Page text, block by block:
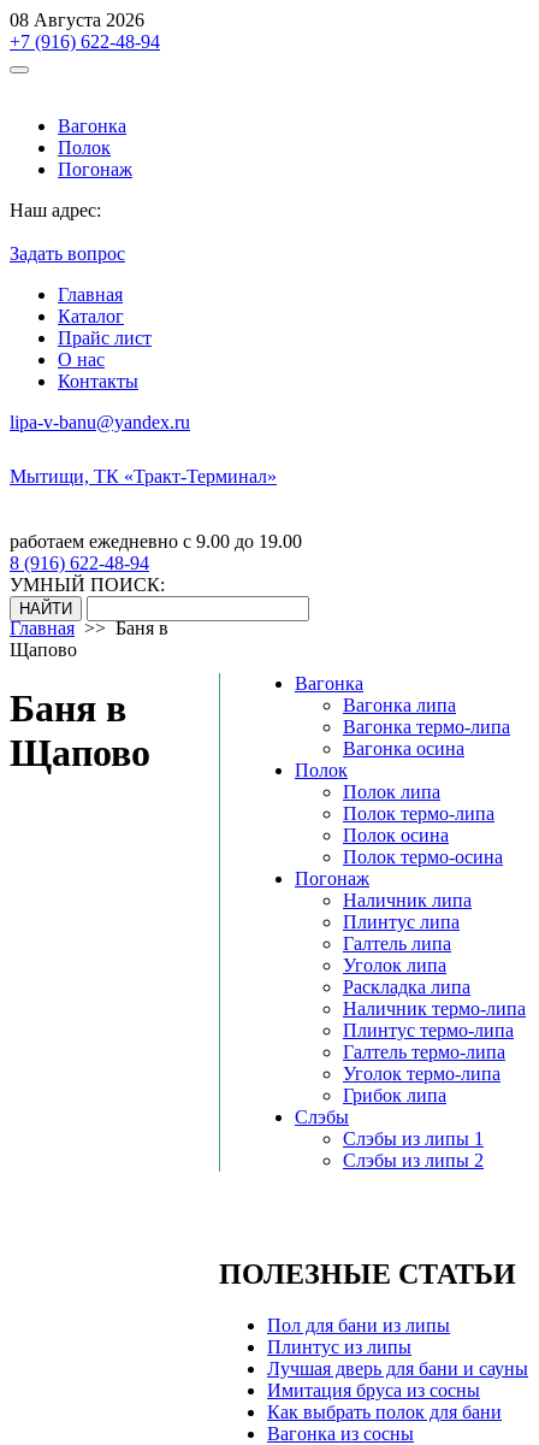
08 Августа 2026
+7 (916) 622-48-94
Вагонка
Полок
Погонаж
Наш адрес:
Задать вопрос
Главная
Каталог
Прайс лист
О нас
Контакты
lipa-v-banu@yandex.ru
Мытищи, ТК «Тракт-Терминал»
работаем ежедневно с 9.00 до 19.00
8 (916) 622-48-94
УМНЫЙ ПОИСК:
Главная>>Баня в
Щапово
Баня в
Щапово
Вагонка
Вагонка липа
Вагонка термо-липа
Вагонка осина
Полок
Полок липа
Полок термо-липа
Полок осина
Полок термо-осина
Погонаж
Наличник липа
Плинтус липа
Галтель липа
Уголок липа
Раскладка липа
Наличник термо-липа
Плинтус термо-липа
Галтель термо-липа
Уголок термо-липа
Грибок липа
Слэбы
Слэбы из липы 1
Слэбы из липы 2
ПОЛЕЗНЫЕ СТАТЬИ
Пол для бани из липы
Плинтус из липы
Лучшая дверь для бани и сауны
Имитация бруса из сосны
Как выбрать полок для бани
Вагонка из сосны